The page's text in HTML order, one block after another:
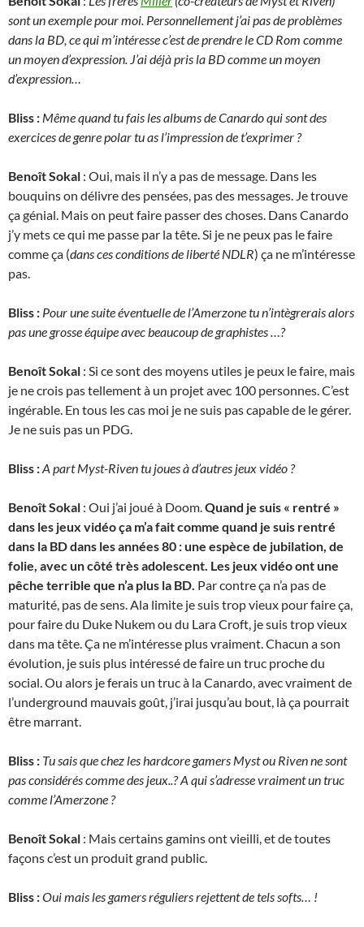
sont un exemple pour moi. Personnellement j’ai pas de problèmes
dans la BD, ce qui m’intéresse c’est de prendre le CD Rom comme
un moyen d’expression. J’ai déjà pris la BD comme un moyen
d’expression…
Bliss : Même quand tu fais les albums de Canardo qui sont des
exercices de genre polar tu as l’impression de t’exprimer ?
Benoît Sokal : Oui, mais il n’y a pas de message. Dans les
bouquins on délivre des pensées, pas des messages. Je trouve
ça génial. Mais on peut faire passer des choses. Dans Canardo
j’y mets ce qui me passe par la tête. Si je ne peux pas le faire
comme ça (dans ces conditions de liberté NDLR) ça ne m’intéresse
pas.
Bliss : Pour une suite éventuelle de l’Amerzone tu n’intègrerais alors
pas une grosse équipe avec beaucoup de graphistes …?
Benoît Sokal : Si ce sont des moyens utiles je peux le faire, mais
je ne crois pas tellement à un projet avec 100 personnes. C’est
ingérable. En tous les cas moi je ne suis pas capable de le gérer.
Je ne suis pas un PDG.
Bliss :A part Myst-Riven tu joues à d’autres jeux vidéo ?
Benoît Sokal : Oui j’ai joué à Doom.Quand je suis « rentré »
dans les jeux vidéo ça m’a fait comme quand je suis rentré
dans la BD dans les années 80 : une espèce de jubilation, de
folie, avec un côté très adolescent. Les jeux vidéo ont une
pêche terrible que n’a plus la BD. Par contre ça n’a pas de
maturité, pas de sens. Ala limite je suis trop vieux pour faire ça,
pour faire du Duke Nukem ou du Lara Croft, je suis trop vieux
dans ma tête. Ça ne m’intéresse plus vraiment. Chacun a son
évolution, je suis plus intéressé de faire un truc proche du
social. Ou alors je ferais un truc à la Canardo, avec vraiment de
l’underground mauvais goût, j’irai jusqu’au bout, là ça pourrait
être marrant.
Bliss : Tu sais que chez les hardcore gamers Myst ou Riven ne sont
pas considérés comme des jeux..? A qui s’adresse vraiment un truc
comme l’Amerzone ?
Benoît Sokal : Mais certains gamins ont vieilli, et de toutes
façons c’est un produit grand public.
Bliss :Oui mais les gamers réguliers rejettent de tels softs… !